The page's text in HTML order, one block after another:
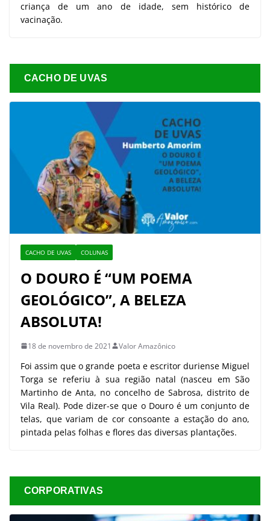
criança de um ano de idade, sem histórico de
vacinação.
CACHO DE UVAS
CACHO DE UVAS COLUNAS
O DOURO É “UM POEMA
GEOLÓGICO”, A BELEZA
ABSOLUTA!
18 de novembro de 2021 Valor Amazônico
Foi assim que o grande poeta e escritor duriense Miguel
Torga se referiu à sua região natal (nasceu em São
Martinho de Anta, no concelho de Sabrosa, distrito de
Vila Real). Pode dizer-se que o Douro é um conjunto de
telas, que variam de cor consoante a estação do ano,
pintada pelas folhas e flores das diversas plantações.
CORPORATIVAS